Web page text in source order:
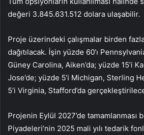
değeri 3.845.631.512 dolara ulaşabilir.
Proje üzerindeki çalışmalar birden
dağıtılacak. İşin yüzde 60’ı
Güney Carolina, Aiken’da; yüzde 15’i
Jose’de; yüzde 5’i Michigan, Sterling
5’i Virginia, Stafford’da
Projenin Eylül 2027’de tamamlanması
Piyadeleri’nin 2025 mali yılı tedarik